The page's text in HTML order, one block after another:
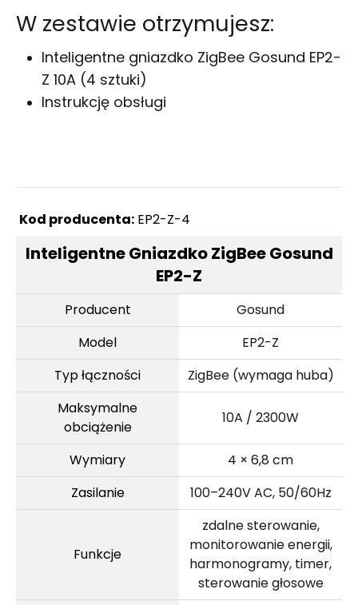
W zestawie otrzymujesz:
Inteligentne gniazdko ZigBee Gosund EP2-
Z 10A (4 sztuki)
Instrukcję obsługi
Kod producenta: EP2-Z-4
Inteligentne Gniazdko ZigBee Gosund
EP2-Z
Producent
Gosund
Model
EP2-Z
Typ łączności
ZigBee (wymaga huba)
Maksymalne
obciążenie
10A / 2300W
Wymiary
4 × 6,8 cm
Zasilanie
100–240V AC, 50/60Hz
Funkcje
zdalne sterowanie,
monitorowanie energii,
harmonogramy, timer,
sterowanie głosowe